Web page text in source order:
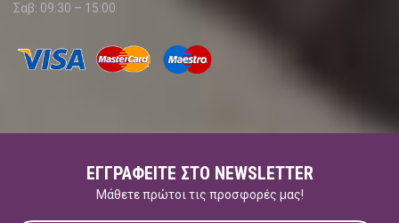
Σαβ: 09:30 – 15:00
ΕΓΓΡΑΦΕΊΤΕ ΣΤΟ NEWSLETTER
Μάθετε πρώτοι τις προσφορές μας!